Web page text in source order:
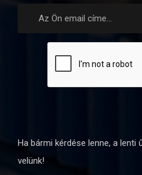
Ha bármi kérdése lenne, a lenti
velünk!